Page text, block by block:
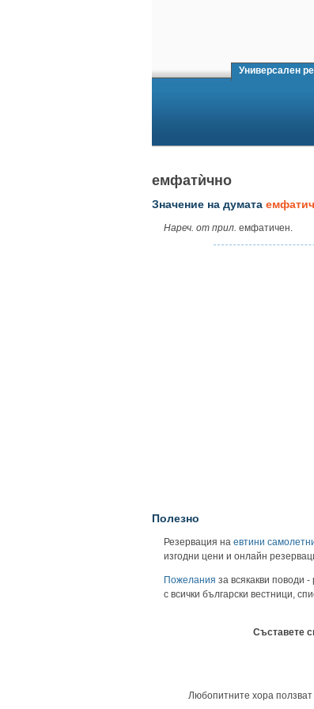
Универсален
емфатѝчно
Значение на думата
Нареч. от прил. емфатичен.
Полезно
Резервация на евтини
изгодни цени и онлайн
Пожелания за всякакви поводи
с всички български вестници,
Съставете
Любопитните хора ползват